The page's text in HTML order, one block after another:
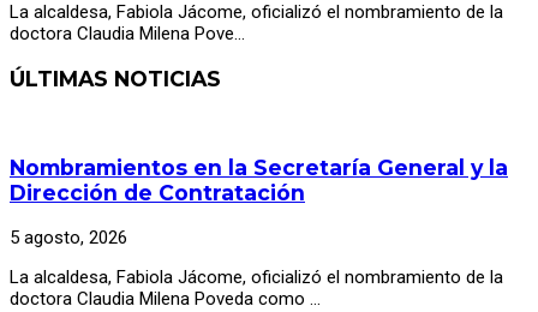
La alcaldesa, Fabiola Jácome, oficializó el nombramiento de la
doctora Claudia Milena Pove…
ÚLTIMAS NOTICIAS
Nombramientos en la Secretaría General y la
Dirección de Contratación
5 agosto, 2026
La alcaldesa, Fabiola Jácome, oficializó el nombramiento de la
doctora Claudia Milena Poveda como …